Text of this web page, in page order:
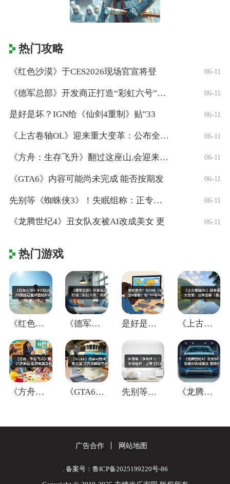
热门攻略
《红色沙漠》于CES2026现场官宣将登 06-11
《德军总部》开发商正打造“彩虹六号”风格 06-11
是好是坏？IGN给《仙剑4重制》贴"33 06-11
《上古卷轴OL》迎来重大变革：公布全新「 06-11
《方舟：生存飞升》翻过这座山,会迎来真正 06-11
《GTA6》内容可能尚未完成 能否按期发 06-11
先别等《蜘蛛侠3》！失眠组称：正专注打造 06-11
《龙腾世纪4》丑女队友被AI改成美女 更 06-11
热门游戏
《红色沙漠》于CES2026现场官宣将登 《德军总部》开发商正打造“彩虹六号”风格 是好是坏？IGN给《仙剑4重制》贴"33 《上古卷轴OL》迎来重大变革：公布全新「
《方舟：生存飞升》翻过这座山,会迎来真正 《GTA6》内容可能尚未完成 能否按期发 先别等《蜘蛛侠3》！失眠组称：正专注打造 《龙腾世纪4》丑女队友被AI改成美女 更
广告合作 网站地图
. 备案号：鲁ICP备2025199220号-86